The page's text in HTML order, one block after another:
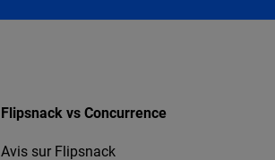
Flipsnack vs Concurrence
Avis sur Flipsnack